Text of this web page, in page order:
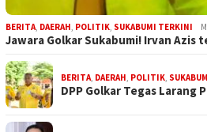
BERITA, DAERAH, POLITIK, SUKABUMI TERKINI
Jawara Golkar Sukabumi! Irvan Azis
BERITA, DAERAH, POLITIK,
DPP Golkar Tegas Larang